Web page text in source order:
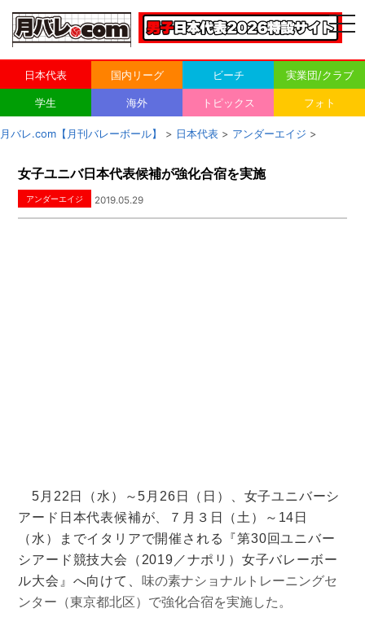
日本代表 国内リーグ ビーチ 実業団/クラブ
学生 海外 トピックス フォト
月バレ.com【月刊バレーボール】 > 日本代表 > アンダーエイジ >
女子ユニバ日本代表候補が強化合宿を実施
アンダーエイジ 2019.05.29
5月22日（水）～5月26日（日）、女子ユニバーシ
アード日本代表候補が、７月３日（土）～14日
（水）までイタリアで開催される『第30回ユニバー
シアード競技大会（2019／ナポリ）女子バレーボー
ル大会』へ向けて、 味の素ナショナルトレーニングセ
ンター（東京都北区）で強化合宿を実施した。